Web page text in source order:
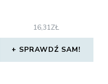
16,31ZŁ
SPRAWDŹ SAM!